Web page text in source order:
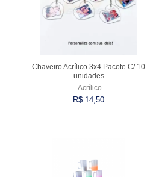
Chaveiro Acrílico 3x4 Pacote C/ 10
unidades
Acrílico
R$ 14,50